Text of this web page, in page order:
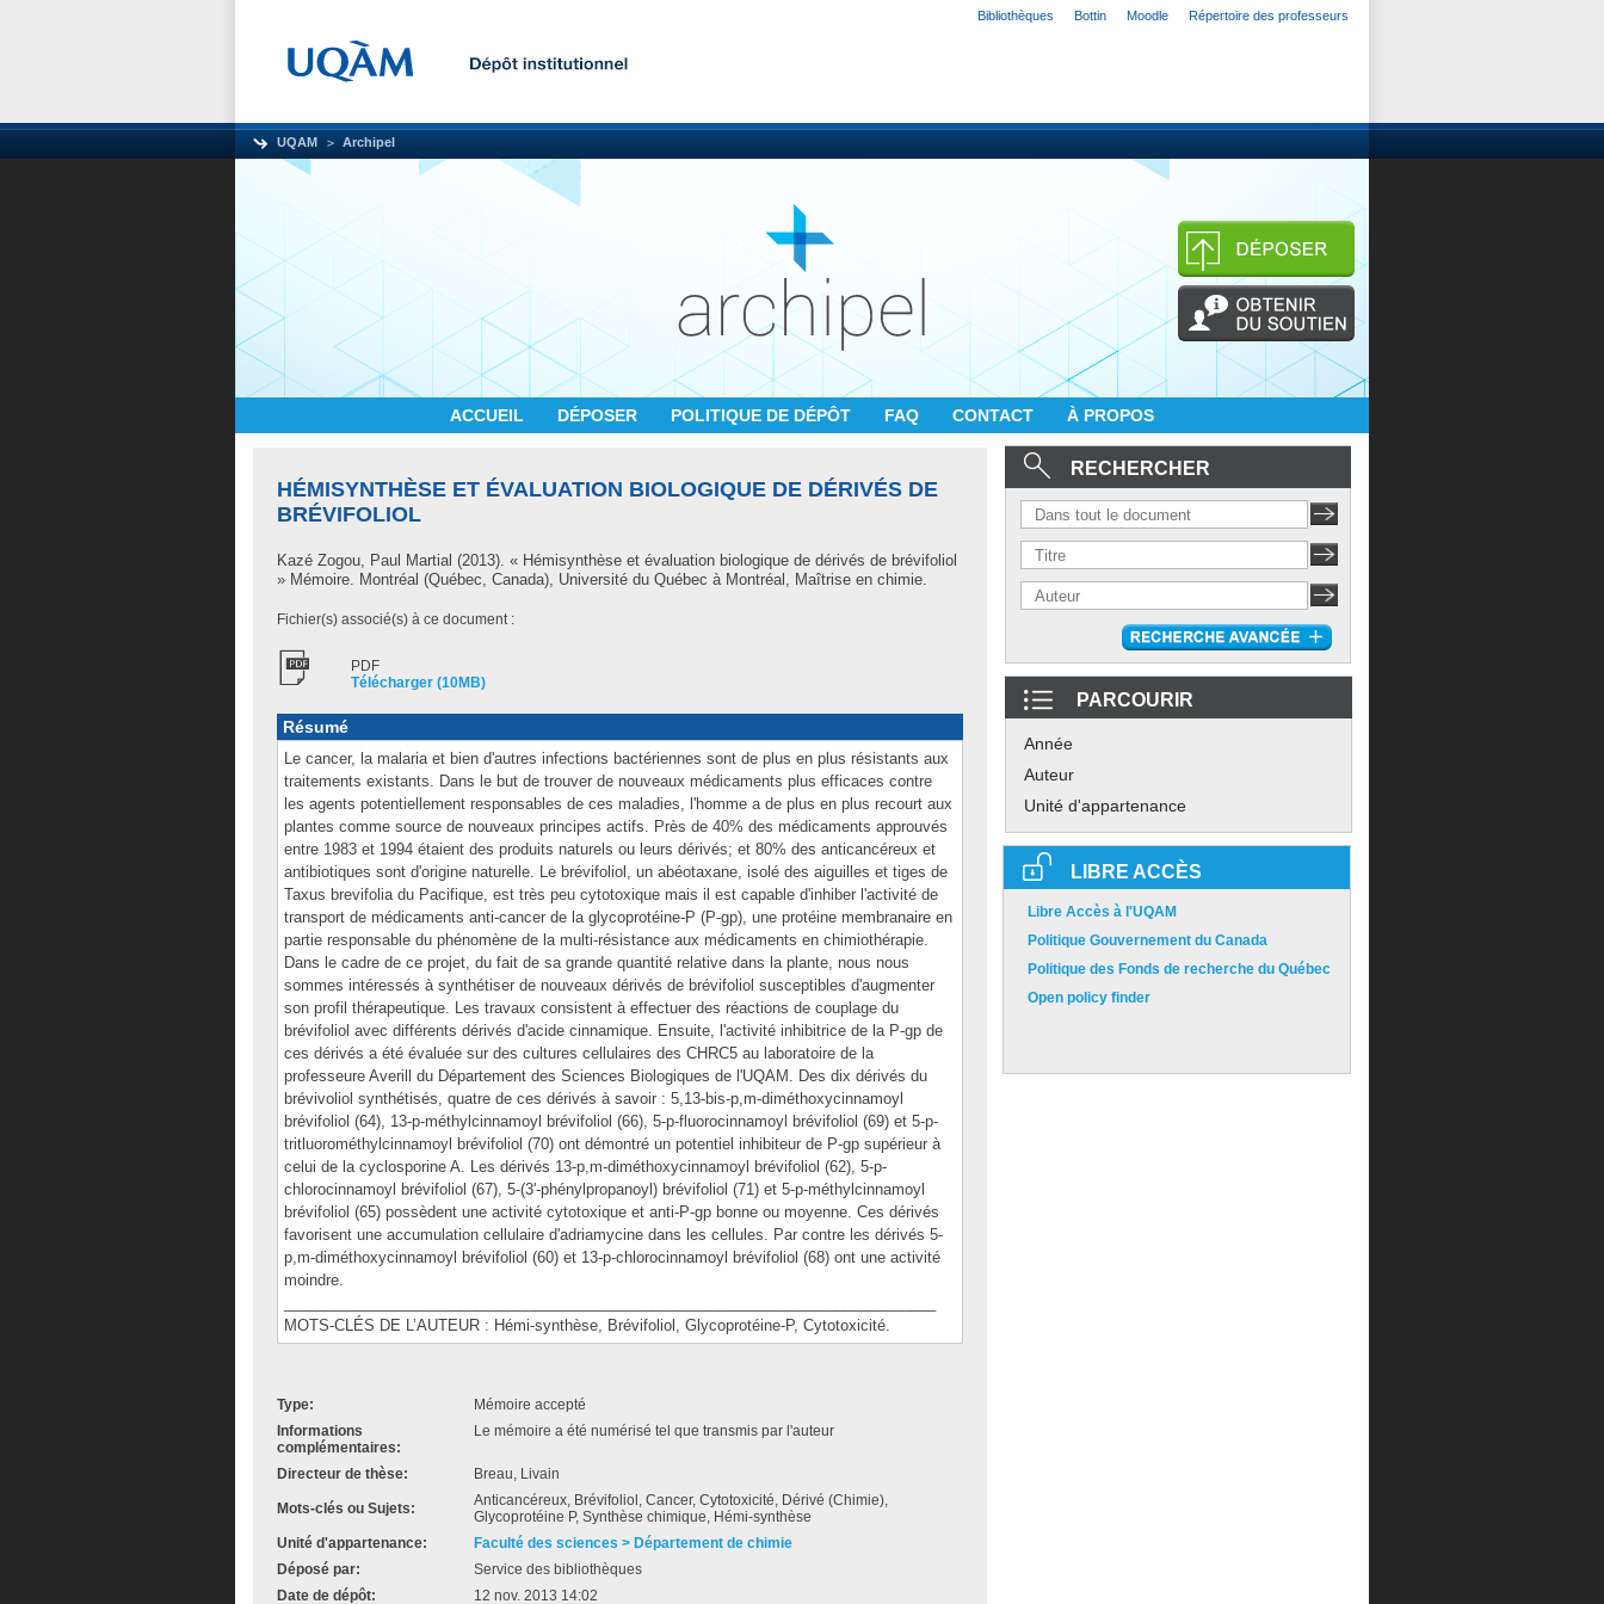
Bibliothèques Bottin Moodle Répertoire des professeurs
UQAM Archipel
ACCUEIL DÉPOSER POLITIQUE DE DÉPÔT FAQ CONTACT À PROPOS
HÉMISYNTHÈSE ET ÉVALUATION BIOLOGIQUE DE DÉRIVÉS DE
BRÉVIFOLIOL
Kazé Zogou, Paul Martial (2013). « Hémisynthèse et évaluation biologique de dérivés de brévifoliol
» Mémoire. Montréal (Québec, Canada), Université du Québec à Montréal, Maîtrise en chimie.
Fichier(s) associé(s) à ce document :
PDF
Télécharger (10MB)
Résumé
Le cancer, la malaria et bien d'autres infections bactériennes sont de plus en plus résistants aux
traitements existants. Dans le but de trouver de nouveaux médicaments plus efficaces contre
les agents potentiellement responsables de ces maladies, l'homme a de plus en plus recourt aux
plantes comme source de nouveaux principes actifs. Près de 40% des médicaments approuvés
entre 1983 et 1994 étaient des produits naturels ou leurs dérivés; et 80% des anticancéreux et
antibiotiques sont d'origine naturelle. Le brévifoliol, un abéotaxane, isolé des aiguilles et tiges de
Taxus brevifolia du Pacifique, est très peu cytotoxique mais il est capable d'inhiber l'activité de
transport de médicaments anti-cancer de la glycoprotéine-P (P-gp), une protéine membranaire en
partie responsable du phénomène de la multi-résistance aux médicaments en chimiothérapie.
Dans le cadre de ce projet, du fait de sa grande quantité relative dans la plante, nous nous
sommes intéressés à synthétiser de nouveaux dérivés de brévifoliol susceptibles d'augmenter
son profil thérapeutique. Les travaux consistent à effectuer des réactions de couplage du
brévifoliol avec différents dérivés d'acide cinnamique. Ensuite, l'activité inhibitrice de la P-gp de
ces dérivés a été évaluée sur des cultures cellulaires des CHRC5 au laboratoire de la
professeure Averill du Département des Sciences Biologiques de l'UQAM. Des dix dérivés du
brévivoliol synthétisés, quatre de ces dérivés à savoir : 5,13-bis-p,m-diméthoxycinnamoyl
brévifoliol (64), 13-p-méthylcinnamoyl brévifoliol (66), 5-p-fluorocinnamoyl brévifoliol (69) et 5-p-
tritluorométhylcinnamoyl brévifoliol (70) ont démontré un potentiel inhibiteur de P-gp supérieur à
celui de la cyclosporine A. Les dérivés 13-p,m-diméthoxycinnamoyl brévifoliol (62), 5-p-
chlorocinnamoyl brévifoliol (67), 5-(3'-phénylpropanoyl) brévifoliol (71) et 5-p-méthylcinnamoyl
brévifoliol (65) possèdent une activité cytotoxique et anti-P-gp bonne ou moyenne. Ces dérivés
favorisent une accumulation cellulaire d'adriamycine dans les cellules. Par contre les dérivés 5-
p,m-diméthoxycinnamoyl brévifoliol (60) et 13-p-chlorocinnamoyl brévifoliol (68) ont une activité
moindre.
MOTS-CLÉS DE L’AUTEUR : Hémi-synthèse, Brévifoliol, Glycoprotéine-P, Cytotoxicité.
Type:
Mémoire accepté
Informations
complémentaires:
Le mémoire a été numérisé tel que transmis par l'auteur
Directeur de thèse: Breau, Livain
Mots-clés ou Sujets:
Anticancéreux, Brévifoliol, Cancer, Cytotoxicité, Dérivé (Chimie),
Glycoprotéine P, Synthèse chimique, Hémi-synthèse
Unité d'appartenance:
Faculté des sciences > Département de chimie
Déposé par:
Service des bibliothèques
Date de dépôt:
12 nov. 2013 14:02
RECHERCHER
PARCOURIR
Année
Auteur
Unité d'appartenance
LIBRE ACCÈS
Libre Accès à l'UQAM
Politique Gouvernement du Canada
Politique des Fonds de recherche du Québec
Open policy finder